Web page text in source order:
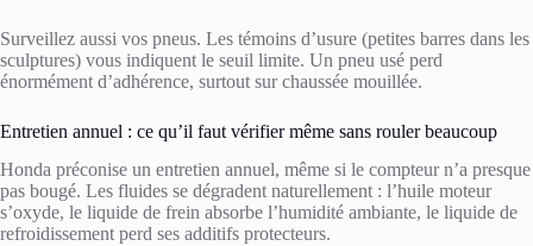
Surveillez aussi vos pneus. Les témoins d’usure (petites barres dans les
sculptures) vous indiquent le seuil limite. Un pneu usé perd
énormément d’adhérence, surtout sur chaussée mouillée.
Entretien annuel : ce qu’il faut vérifier même sans rouler beaucoup
Honda préconise un entretien annuel, même si le compteur n’a presque
pas bougé. Les fluides se dégradent naturellement : l’huile moteur
s’oxyde, le liquide de frein absorbe l’humidité ambiante, le liquide de
refroidissement perd ses additifs protecteurs.